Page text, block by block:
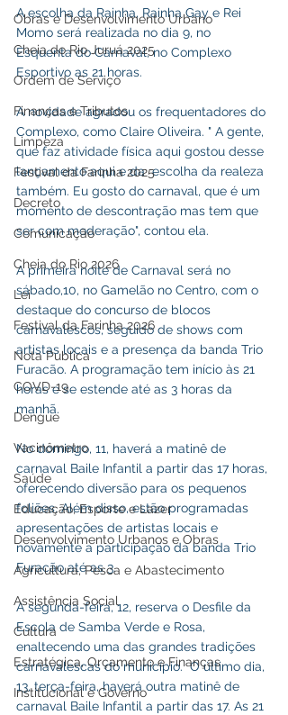
Obras e Desenvolvimento Urbano
Cheia do Rio Juruá 2025
Ordem de Serviço
Finanças e Tributos
Limpeza
Festival da Farinha 2025
Decreto
Comunicação
Cheia do Rio 2026
Lei
Festival da Farinha 2026
Nota Pública
COVD-19
Dengue
Vacinômetro
Saúde
Educação, Esporte e Lazer
Desenvolvimento Urbanos e Obras
Agricultura, Pesca e Abastecimento
Assistência Social
Cultura
Estratégica, Orçamento e Finanças
Institucional e Governo
A escolha da Rainha, Rainha Gay e Rei
Momo será realizada no dia 9, no
Esquenta do Carnaval, no Complexo
Esportivo as 21 horas.
A novidade agradou os frequentadores do
Complexo, como Claire Oliveira. " A gente,
que faz atividade física aqui gostou desse
lançamento aqui e da  escolha da realeza
também. Eu gosto do carnaval, que é um
momento de descontração mas tem que
ser com moderação", contou ela.
A primeira noite de Carnaval será no
sábado,10, no Gamelão no Centro, com o
destaque do concurso de blocos
carnavalescos, seguido de shows com
artistas locais e a presença da banda Trio
Furacão. A programação tem início às 21
horas e se estende até as 3 horas da
manhã.
No domingo, 11, haverá a matinê de
carnaval Baile Infantil a partir das 17 horas,
oferecendo diversão para os pequenos
foliões. Além disso, estão programadas
apresentações de artistas locais e
novamente a participação da banda Trio
Furacão até as 3.
A segunda-feira, 12, reserva o Desfile da
Escola de Samba Verde e Rosa,
enaltecendo uma das grandes tradições
carnavalescas do município.  O último dia,
13, terça-feira, haverá outra matinê de
carnaval Baile Infantil a partir das 17. As 21